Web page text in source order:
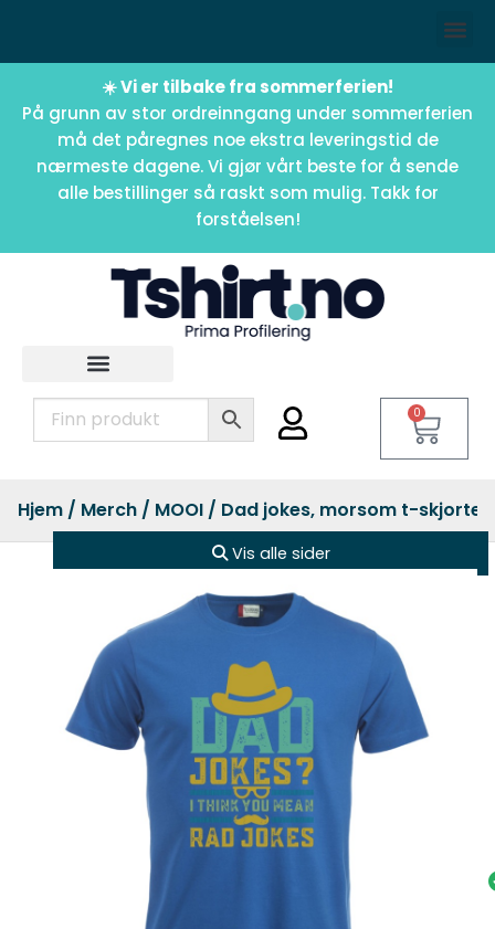
☀️ Vi er tilbake fra sommerferien!
På grunn av stor ordreinngang under sommerferien
må det påregnes noe ekstra leveringstid de
nærmeste dagene. Vi gjør vårt beste for å sende
alle bestillinger så raskt som mulig. Takk for
forståelsen!
0
Hjem / Merch / MOOI / Dad jokes, morsom t-skjorte
Vis alle sider